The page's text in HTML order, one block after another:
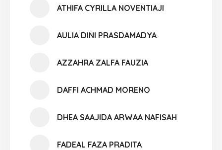
ATHIFA CYRILLA NOVENTIAJI
AULIA DINI PRASDAMADYA
AZZAHRA ZALFA FAUZIA
DAFFI ACHMAD MORENO
DHEA SAAJIDA ARWAA NAFISAH
FADEAL FAZA PRADITA